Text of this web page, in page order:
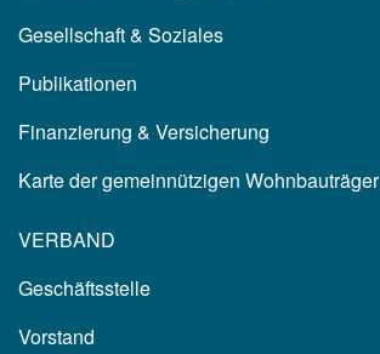
Gesellschaft & Soziales
Publikationen
Finanzierung & Versicherung
Karte der gemeinnützigen Wohnbauträger
VERBAND
Geschäftsstelle
Vorstand